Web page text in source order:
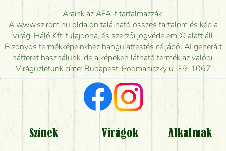
Meddig rendelhetek virágküldést úgy, hogy még ma
kiszállítsák?
Mennyire gyorsan tudják elkészíteni a csokrot, és
mikor tudják leghamarabb kiszállítani?
Vörös rózsát keresek, van önöknél?
Milyen visszajelzést kapok a virágküldésről?
Tényleg azt kapom, ami a képen van?
Mit kell tudni a virágcsokrok szállításáról?
Áraink az ÁFA-t tartalmazzák.
A www.szirom.hu oldalon található összes tartalom és kép a
Virág-Háló Kft. tulajdona, és szerzői jogvédelem © alatt áll.
Bizonyos termékképeinkhez hangulatfestés céljából AI generált
hátteret használunk, de a képeken látható termék az valódi.
Virágüzletünk címe: Budapest, Podmaniczky u. 39. 1067
Színek Virágok Alkalmak